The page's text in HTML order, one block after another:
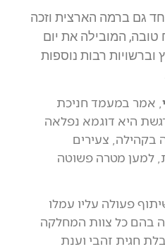
גם ברמה הארצית וזכה
טובה, המובילה את יום
רבות נוספות
, אמר במעמד חניכת
היא דוגמא נפלאה
בקהילה, צעירים
למען מטרה פשוטה
פעולה עליו עמלו
בהם כל צוות המחלקה
חגית זהבי וענת